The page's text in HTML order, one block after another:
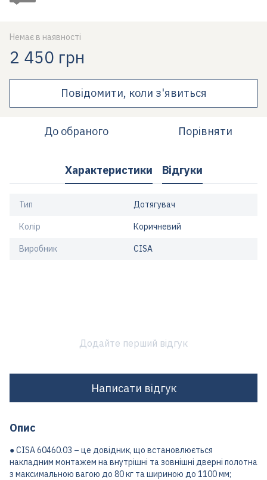
Немає в наявності
2 450 грн
Повідомити, коли з'явиться
До обраного Порівняти
Характеристики Відгуки
Тип Дотягувач
Колір Коричневий
Виробник CISA
Додайте перший відгук
Написати відгук
Опис
● CISA 60460.03 – це довідник, що встановлюється
накладним монтажем на внутрішні та зовнішні дверні полотна
з максимальною вагою до 80 кг та шириною до 1100 мм;